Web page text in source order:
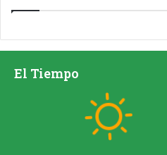
El Tiempo